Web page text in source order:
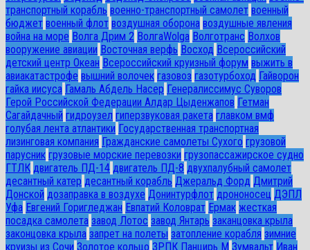
транспортный корабль военно-транспортный самолет военный
бюджет военный флот воздушная оборона воздушные явления
война на море Волга Дрим 2 ВолгаWolga Волготранс Волхов
вооружение авиации Восточная верфь Восход Всероссийский
детский центр Океан Всероссийский круизный форум выжить в
авиакатастрофе вышний волочек газовоз газотурбоход Гайворон
гайка иисуса Гамаль Абдель Насер Генералиссимус Суворов
Герой Российской Федерации Алдар Цыденжапов Гетман
Сагайдачный гидроузел гиперзвуковая ракета главком вмф
голубая лента атлантики Государственная транспортная
лизинговая компания Гражданские самолеты Сухого грузовой
парусник грузовые морские перевозки грузопассажирское судно
ГТЛК двигатель ПД-14 двигатель ПД-8 двухпалубный самолет
десантный катер десантный корабль Джеральд Форд Дмитрий
Донской дозаправка в воздухе Донинтурфлот дрононосец ДЭПЛ
Уфа Евгений Горигледжан Евпатий Коловрат Ермак жесткая
посадка самолета завод Лотос завод Янтарь заканцовка крыла
законцовка крыла запрет на полеты затопление корабля зимние
круизы из Сочи Золотое кольцо ЗРПК Панцирь М Зумвальт Иван